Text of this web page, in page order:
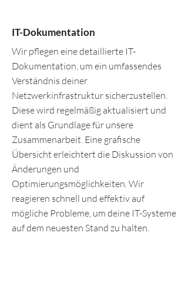
IT-Dokumentation
Wir pflegen eine detaillierte IT-
Dokumentation, um ein umfassendes
Verständnis deiner
Netzwerkinfrastruktur sicherzustellen.
Diese wird regelmäßig aktualisiert und
dient als Grundlage für unsere
Zusammenarbeit. Eine grafische
Übersicht erleichtert die Diskussion von
Änderungen und
Optimierungsmöglichkeiten. Wir
reagieren schnell und effektiv auf
mögliche Probleme, um deine IT-Systeme
auf dem neuesten Stand zu halten.